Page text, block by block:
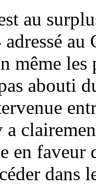
au
au
même les
abouti
a
en faveur
dans